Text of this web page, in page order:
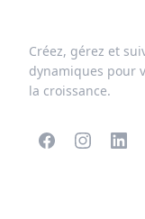
Créez, gérez et
dynamiques pour
la croissance.